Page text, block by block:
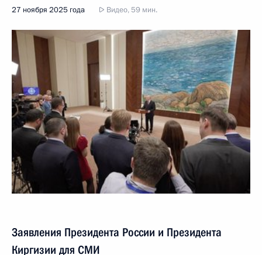
27 ноября 2025 года Видео, 59 мин.
Заявления Президента России и Президента
Киргизии для СМИ